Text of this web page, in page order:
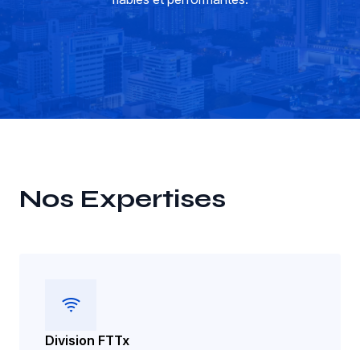
Nos Expertises
Division FTTx